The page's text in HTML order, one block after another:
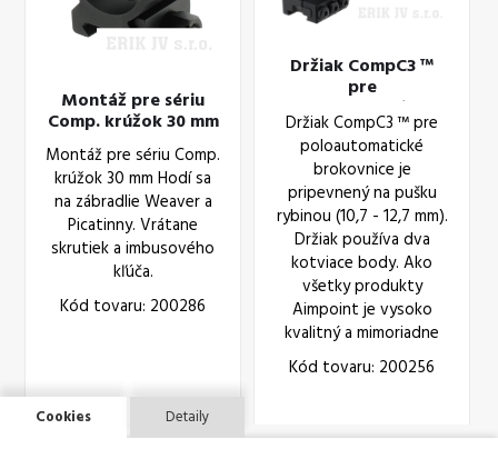
Montáž pre sériu
Comp. krúžok 30 mm
Montáž pre sériu Comp.
krúžok 30 mm Hodí sa
na zábradlie Weaver a
Picatinny. Vrátane
skrutiek a imbusového
kľúča.
Kód tovaru: 200286
Držiak CompC3 ™
pre
poloautomatické
brokovnice
Držiak CompC3 ™ pre
poloautomatické
brokovnice je
pripevnený na pušku
rybinou (10,7 - 12,7 mm).
Držiak používa dva
kotviace body. Ako
všetky produkty
Aimpoint je vysoko
kvalitný a mimoriadne
Kód tovaru: 200256
Cookies Detaily